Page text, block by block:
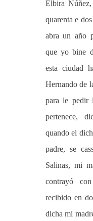
Elbira
quarenta e
abra un año
que yo bine
esta ciudad
Hernando de
para le pedir
pertenece,
quando el
padre, se
Salinas, mi
contrayó
recibido en
dicha mi